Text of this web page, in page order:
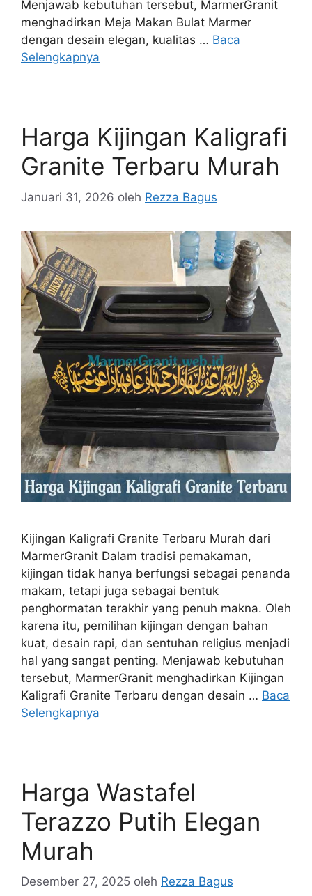
Menjawab kebutuhan tersebut, MarmerGranit
menghadirkan Meja Makan Bulat Marmer
dengan desain elegan, kualitas … Baca
Selengkapnya
Harga Kijingan Kaligrafi
Granite Terbaru Murah
Januari 31, 2026 oleh Rezza Bagus
Kijingan Kaligrafi Granite Terbaru Murah dari
MarmerGranit Dalam tradisi pemakaman,
kijingan tidak hanya berfungsi sebagai penanda
makam, tetapi juga sebagai bentuk
penghormatan terakhir yang penuh makna. Oleh
karena itu, pemilihan kijingan dengan bahan
kuat, desain rapi, dan sentuhan religius menjadi
hal yang sangat penting. Menjawab kebutuhan
tersebut, MarmerGranit menghadirkan Kijingan
Kaligrafi Granite Terbaru dengan desain … Baca
Selengkapnya
Harga Wastafel
Terazzo Putih Elegan
Murah
Desember 27, 2025 oleh Rezza Bagus